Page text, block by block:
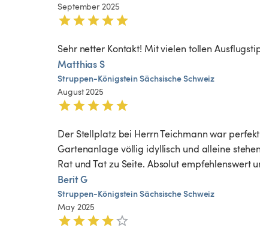
September 2025
Sehr netter Kontakt! Mit vielen tollen
Matthias S
Struppen-KönigsteinSächsischeSchweiz
August 2025
Der Stellplatz bei Herrn Teichmann war
Gartenanlage völlig idyllisch und alleine
Rat und Tat zu Seite. Absolut empfehlenswert
Berit G
Struppen-KönigsteinSächsischeSchweiz
May 2025